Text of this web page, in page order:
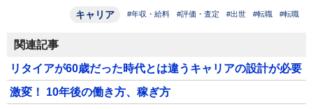
キャリア #年収・給料 #評価・査定 #出世 #転職 #転職
関連記事
リタイアが60歳だった時代とは違うキャリアの設計が必要
激変！ 10年後の働き方、稼ぎ方